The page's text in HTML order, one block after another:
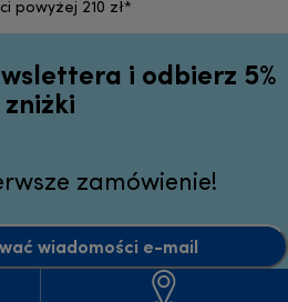
powyżej 210 zł*
i odbierz 5%
zniżki
zamówienie!
wiadomości e-mail